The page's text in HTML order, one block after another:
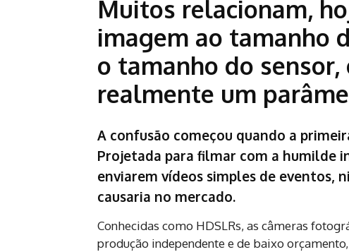
Muitos relacionam,
imagem ao tamanho
o tamanho do sensor,
realmente um
A confusão começou quando a
Projetada para filmar com a humilde
enviarem vídeos simples de eventos,
causaria no mercado.
Conhecidas como HDSLRs, as câmeras
produção independente e de baixo